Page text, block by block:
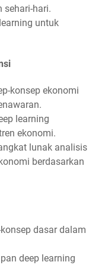
sehari-hari.
untuk
konsep ekonomi
learning
ekonomi.
lunak analisis
berdasarkan
dasar dalam
deep learning